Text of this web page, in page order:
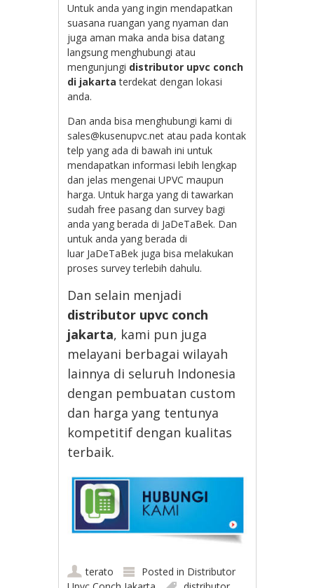
Untuk anda yang ingin mendapatkan
suasana ruangan yang nyaman dan
juga aman maka anda bisa datang
langsung menghubungi atau
mengunjungi distributor upvc conch
di jakarta terdekat dengan lokasi
anda.
Dan anda bisa menghubungi kami di
sales@kusenupvc.net atau pada kontak
telp yang ada di bawah ini untuk
mendapatkan informasi lebih lengkap
dan jelas mengenai UPVC maupun
harga. Untuk harga yang di tawarkan
sudah free pasang dan survey bagi
anda yang berada di JaDeTaBek. Dan
untuk anda yang berada di
luar JaDeTaBek juga bisa melakukan
proses survey terlebih dahulu.
Dan selain menjadi
distributor upvc conch
jakarta, kami pun juga
melayani berbagai wilayah
lainnya di seluruh Indonesia
dengan pembuatan custom
dan harga yang tentunya
kompetitif dengan kualitas
terbaik.
terato Posted in Distributor